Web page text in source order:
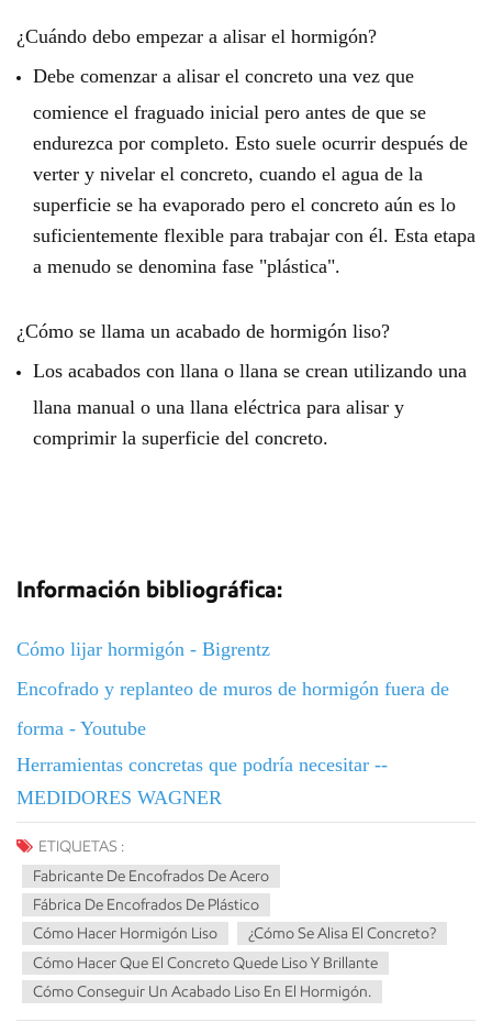
¿Cuándo debo empezar a alisar el hormigón?
Debe comenzar a alisar el concreto una vez que
comience el fraguado inicial pero antes de que se
endurezca por completo. Esto suele ocurrir después de
verter y nivelar el concreto, cuando el agua de la
superficie se ha evaporado pero el concreto aún es lo
suficientemente flexible para trabajar con él. Esta etapa
a menudo se denomina fase "plástica".
¿Cómo se llama un acabado de hormigón liso?
Los acabados con llana o llana se crean utilizando una
llana manual o una llana eléctrica para alisar y
comprimir la superficie del concreto.
Información bibliográfica:
Cómo lijar hormigón - Bigrentz
Encofrado y replanteo de muros de hormigón fuera de
forma - Youtube
Herramientas concretas que podría necesitar --
MEDIDORES WAGNER
ETIQUETAS :
Fabricante De Encofrados De Acero
Fábrica De Encofrados De Plástico
Cómo Hacer Hormigón Liso
¿Cómo Se Alisa El Concreto?
Cómo Hacer Que El Concreto Quede Liso Y Brillante
Cómo Conseguir Un Acabado Liso En El Hormigón.